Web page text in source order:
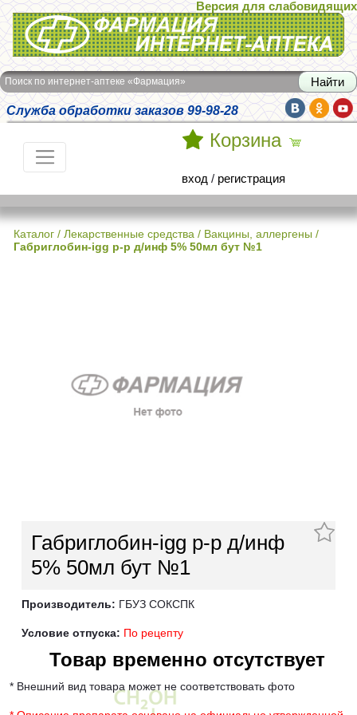
Интернет-аптека Фармация
Версия для слабовидящих
Поиск по интернет-аптеке «Фармация»
Служба обработки заказов 99-98-28
Корзина
вход / регистрация
Каталог / Лекарственные средства / Вакцины, аллергены /
Габриглобин-igg р-р д/инф 5% 50мл бут №1
Габриглобин-igg р-р д/инф
5% 50мл бут №1
Производитель: ГБУЗ СОКСПК
Условие отпуска: По рецепту
Товар временно отсутствует
* Внешний вид товара может не соответствовать фото